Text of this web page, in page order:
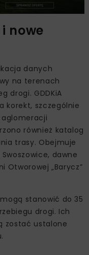
nowe
danych
na terenach
drogi. GDDKiA
korekt, szczególnie
również katalog
trasy. Obejmuje
dawne
Otworowej „Barycz”
mogą stanowić do 35
drogi. Ich
zostać ustalone